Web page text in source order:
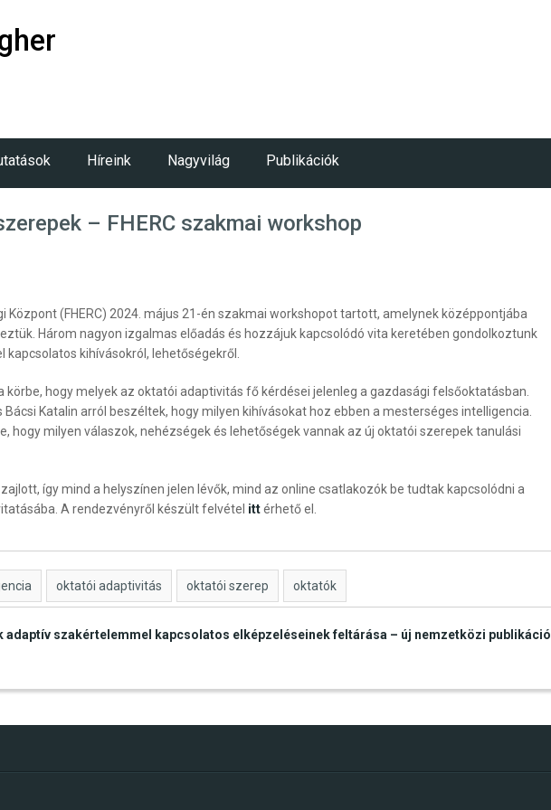
Híreink Nagyvilág Publikációk
– FHERC szakmai workshop
Központ (FHERC) 2024. május 21-én szakmai workshopot tartott, amelynek középpontjába
Három nagyon izgalmas előadás és hozzájuk kapcsolódó vita keretében gondolkoztunk
kihívásokról, lehetőségekről.
körbe, hogy melyek az oktatói adaptivitás fő kérdései jelenleg a gazdasági felsőoktatásban.
Bácsi Katalin arról beszéltek, hogy milyen kihívásokat hoz ebben a mesterséges intelligencia.
hogy milyen válaszok, nehézségek és lehetőségek vannak az új oktatói szerepek tanulási
így mind a helyszínen jelen lévők, mind az online csatlakozók be tudtak kapcsolódni a
A rendezvényről készült felvétel ittérhető el.
oktatói adaptivitás oktatói szerep oktatók
adaptív szakértelemmel kapcsolatos elképzeléseinek feltárása – új nemzetközi publikáció